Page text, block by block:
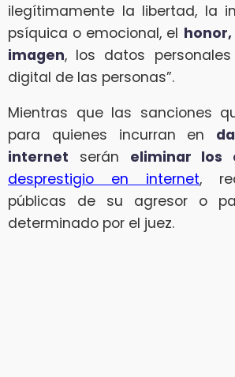
ilegítimamente la libertad, la
psíquica o emocional, el
imagen, los datos
digital de las personas”.
Mientras que las sanciones
para quienes incurran en
internet serán eliminar los
desprestigio en internet,
públicas de su agresor o
determinado por el juez.